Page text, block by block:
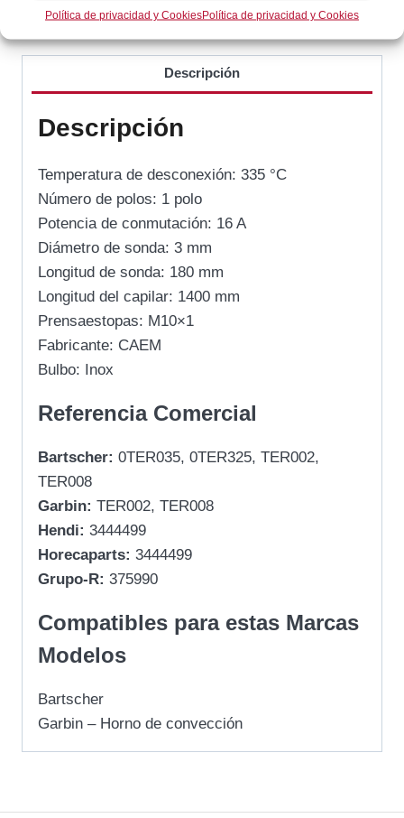
Política de privacidad y CookiesPolítica de privacidad y Cookies
Categorías:Gas / Cocción, Horno
Descripción
Descripción
Temperatura de desconexión: 335 °C
Número de polos: 1 polo
Potencia de conmutación: 16 A
Diámetro de sonda: 3 mm
Longitud de sonda: 180 mm
Longitud del capilar: 1400 mm
Prensaestopas: M10×1
Fabricante: CAEM
Bulbo: Inox
Referencia Comercial
Bartscher: 0TER035, 0TER325, TER002,
TER008
Garbin: TER002, TER008
Hendi: 3444499
Horecaparts: 3444499
Grupo-R: 375990
Compatibles para estas Marcas
Modelos
Bartscher
Garbin – Horno de convección